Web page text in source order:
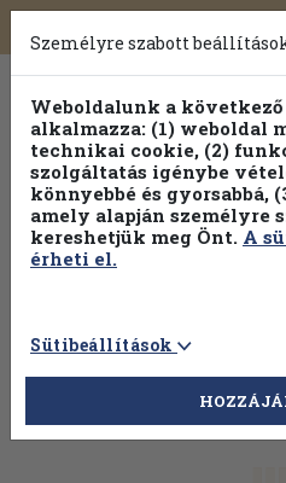
Toggle
navigation
Személyre szabott
Weboldalunk a
alkalmazza: (1) weboldal
technikai cookie, (2)
szolgáltatás igénybe
könnyebbé és gyorsabbá,
amely alapján személyre
kereshetjük meg Önt. A
érheti el.
Sütibeállítások